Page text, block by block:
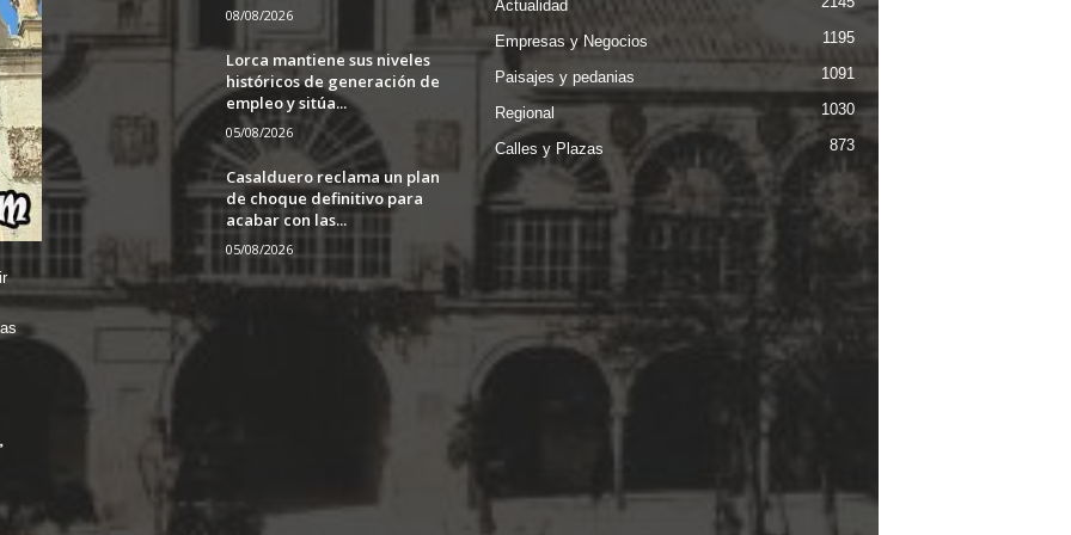
08/08/2026
Lorca mantiene sus niveles
históricos de generación de
empleo y sitúa...
05/08/2026
Casalduero reclama un plan
de choque definitivo para
acabar con las...
05/08/2026
Actualidad
Empresas y Negocios 1195
Paisajes y pedanias 1091
Regional 1030
Calles y Plazas 873